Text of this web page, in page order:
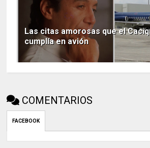
Las citas amorosas que el
cumplía en avión
COMENTARIOS
FACEBOOK